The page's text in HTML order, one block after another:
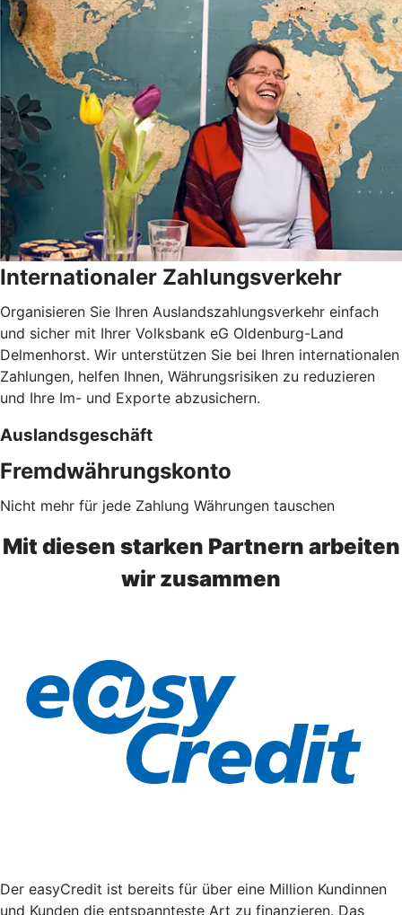
Internationaler Zahlungsverkehr
Organisieren Sie Ihren Auslandszahlungsverkehr einfach
und sicher mit Ihrer Volksbank eG Oldenburg-Land
Delmenhorst. Wir unterstützen Sie bei Ihren internationalen
Zahlungen, helfen Ihnen, Währungsrisiken zu reduzieren
und Ihre Im- und Exporte abzusichern.
Auslandsgeschäft
Fremdwährungskonto
Nicht mehr für jede Zahlung Währungen tauschen
Mit diesen starken Partnern arbeiten
wir zusammen
Der easyCredit ist bereits für über eine Million Kundinnen
und Kunden die entspannteste Art zu finanzieren. Das